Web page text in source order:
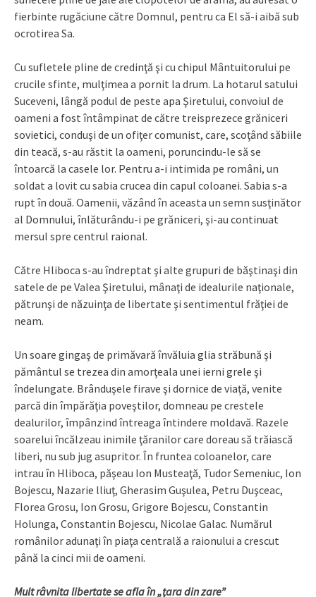
fierbinte rugăciune către Domnul, pentru ca El să-i aibă sub
ocrotirea Sa.
Cu sufletele pline de credinţă şi cu chipul Mântuitorului pe
crucile sfinte, mulţimea a pornit la drum. La hotarul satului
Suceveni, lângă podul de peste apa Şiretului, convoiul de
oameni a fost întâmpinat de către treisprezece grăniceri
sovietici, conduşi de un ofiţer comunist, care, scoţând săbiile
din teacă, s-au răstit la oameni, poruncindu-le să se
întoarcă la casele lor. Pentru a-i intimida pe români, un
soldat a lovit cu sabia crucea din capul coloanei. Sabia s-a
rupt în două. Oamenii, văzând în aceasta un semn sus­ţinător
al Domnului, înlăturându-i pe grăniceri, şi-au continuat
mersul spre centrul raional.
Către Hliboca s-au îndreptat şi alte grupuri de băştinaşi din
satele de pe Valea Şiretului, mânaţi de idealurile naţionale,
pătrunşi de năzuinţa de libertate şi sentimentul frăţiei de
neam.
Un soare gingaş de primăvară învăluia glia străbună şi
pământul se trezea din amorţeala unei ierni grele şi
îndelungate. Brânduşele firave şi dornice de viaţă, venite
parcă din împărăţia poveştilor, domneau pe crestele
dealurilor, împânzind întreaga întindere moldavă. Razele
soarelui încălzeau inimile ţăranilor care doreau să trăiască
liberi, nu sub jug asupritor. În fruntea coloanelor, care
intrau în Hliboca, păşeau Ion Musteaţă, Tudor Semeniuc, Ion
Bojescu, Nazarie lliuţ, Gherasim Guşulea, Petru Duşceac,
Florea Grosu, Ion Grosu, Grigore Bojescu, Constantin
Holunga, Constantin Bojescu, Nicolae Galac. Numărul
românilor adunaţi în piaţa centrală a raionului a crescut
până la cinci mii de oameni.
Mult râvnita libertate se afla în „ţara din zare”